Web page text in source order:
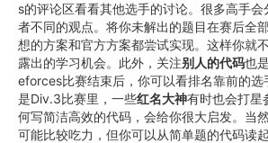
s的评论区看看其他选手的讨论。很多高手
者不同的观点。将你未解出的题目在赛后全
想的方案和官方方案都尝试实现。这样你就
露出的学习机会。此外，关注别人的代码也
eforces比赛结束后，你可以看排名靠前的选
是Div.3比赛里，一些红名大神有时也会打星
何写简洁高效的代码，会给你很大启发。当
可能比较吃力，但你可以从简单题的代码读